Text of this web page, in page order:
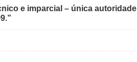
e imparcial – única autoridade